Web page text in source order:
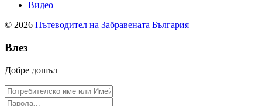
Видео
© 2026 Пътеводител на Забравената България
Влез
Добре дошъл